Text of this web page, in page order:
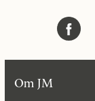
Om JM